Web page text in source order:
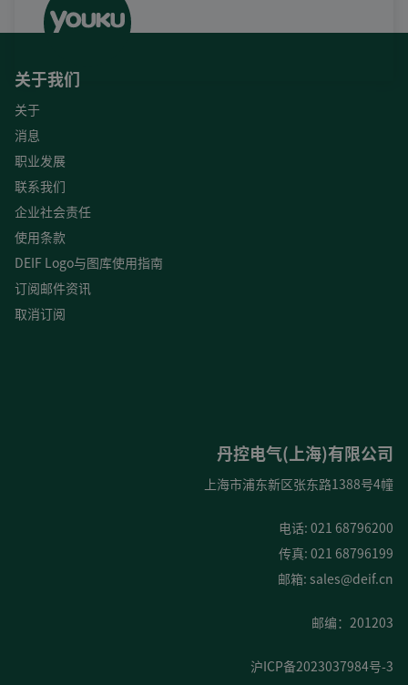
关于我们
关于
消息
职业发展
联系我们
企业社会责任
使用条款
DEIF Logo与图库使用指南
订阅邮件资讯
取消订阅
丹控电气(上海)有限公司
上海市浦东新区张东路1388号4幢
电话: 021 68796200
传真: 021 68796199
邮箱: sales@deif.cn
邮编：201203
沪ICP备2023037984号-3